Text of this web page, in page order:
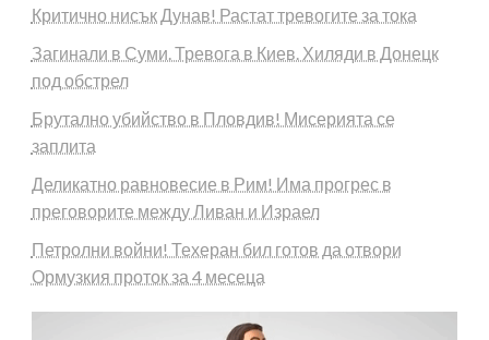
Критично нисък Дунав! Растат тревогите за тока
Загинали в Суми. Тревога в Киев. Хиляди в Донецк
под обстрел
Брутално убийство в Пловдив! Мисерията се
заплита
Деликатно равновесие в Рим! Има прогрес в
преговорите между Ливан и Израел
Петролни войни! Техеран бил готов да отвори
Ормузкия проток за 4 месеца